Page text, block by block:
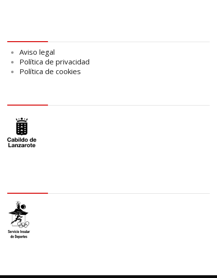
Aviso legal
Política de privacidad
Política de cookies